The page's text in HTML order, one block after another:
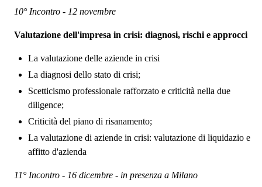
10° Incontro - 12 novembre
Valutazione dell'impresa in crisi: diagnosi, rischi e approcci
La valutazione delle aziende in crisi
La diagnosi dello stato di crisi;
Scetticismo professionale rafforzato e criticità nella due
diligence;
Criticità del piano di risanamento;
La valutazione di aziende in crisi: valutazione di liquidazio e
affitto d'azienda
11° Incontro - 16 dicembre - in presenza a Milano